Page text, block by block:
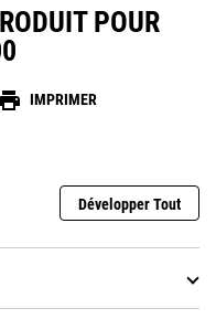
POUR
IMPRIMER
Développer Tout